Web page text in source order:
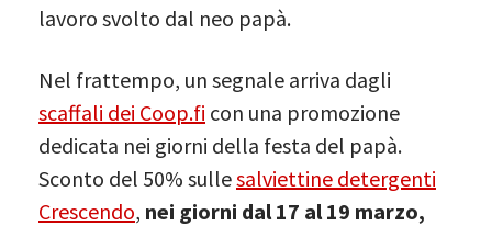
lavoro svolto dal neo papà.
Nel frattempo, un segnale arriva dagli
scaffali dei Coop.fi con una promozione
dedicata nei giorni della festa del papà.
Sconto del 50% sullesalviettine detergenti
Crescendo, nei giorni dal 17 al 19 marzo,